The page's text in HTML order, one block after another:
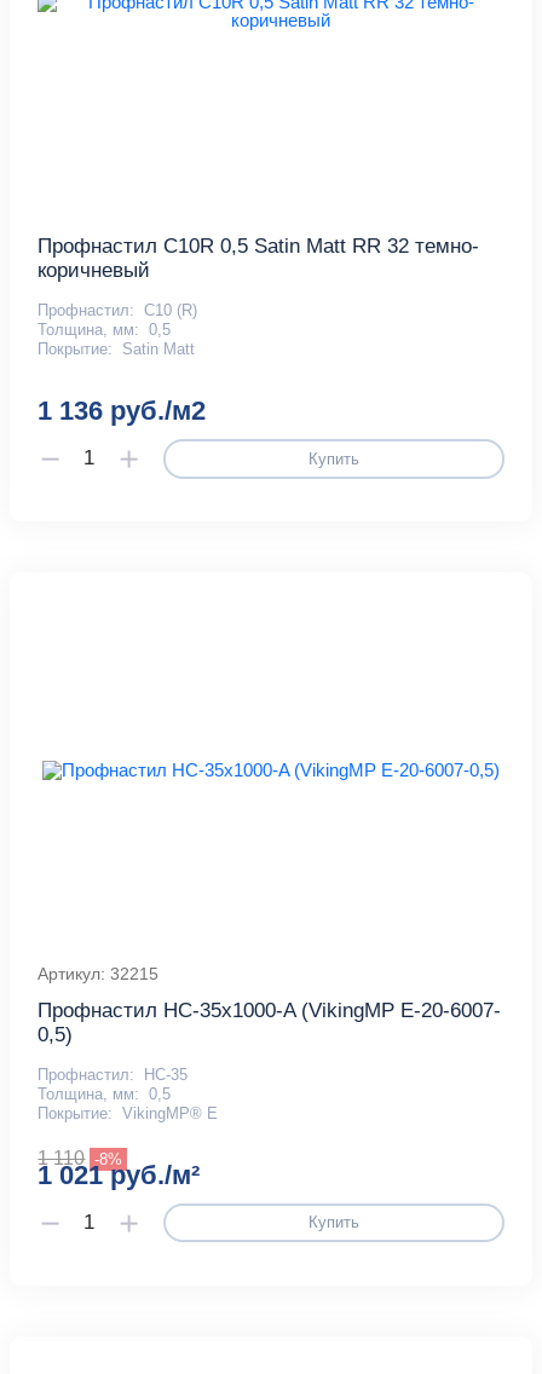
Профнастил С10R 0,5 Satin Matt RR 32 темно-
коричневый
Профнастил: С10 (R)
Толщина, мм: 0,5
Покрытие:
Satin Matt
1 136 руб./м2
Купить
Артикул: 32215
Профнастил НС-35x1000-A (VikingMP E-20-6007-
0,5)
Профнастил:
НС-35
Толщина, мм: 0,5
Покрытие: VikingMP® E
1 110 -8%
1 021 руб./м²
Купить